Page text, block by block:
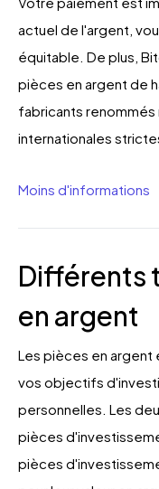
actuel de l'argent,
équitable. De plus,
pièces en argent de
fabricants
internationales
Moins d'informations
Différents
en argent
Les pièces en argent
vos objectifs
personnelles. Les
pièces
pièces